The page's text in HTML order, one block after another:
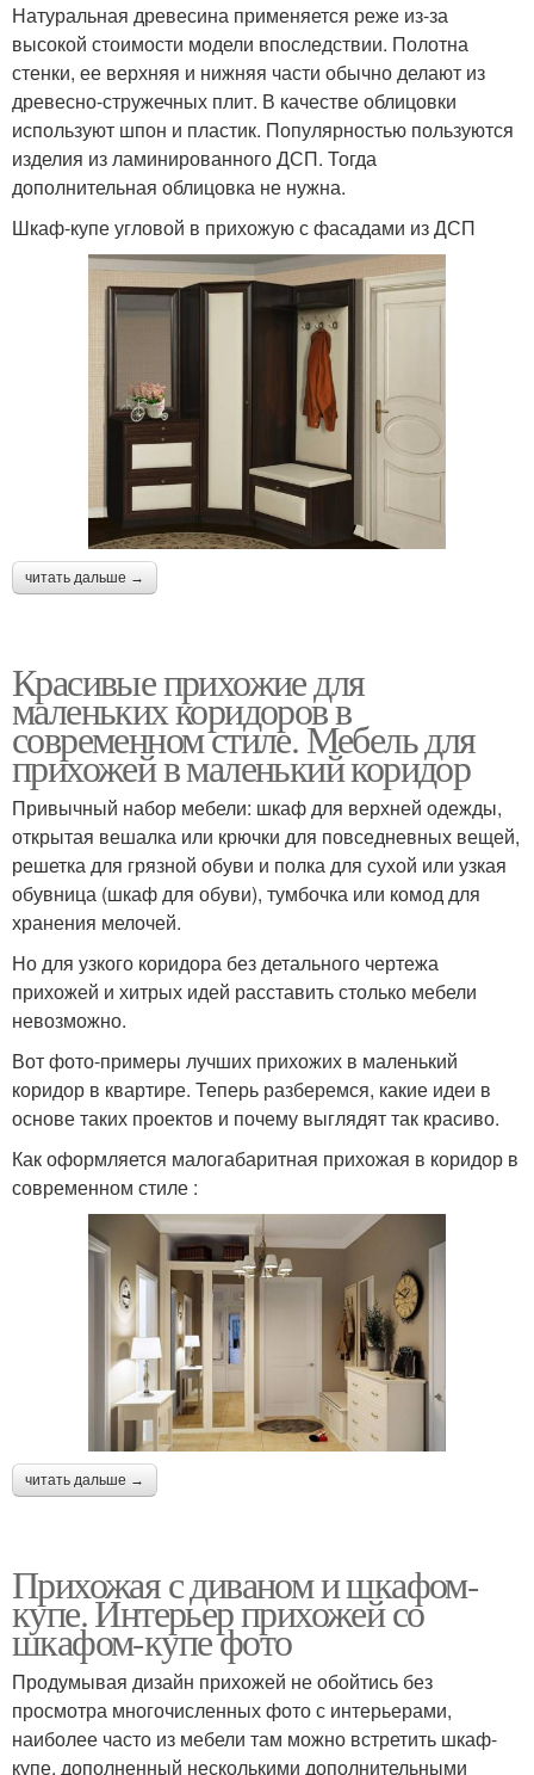
Натуральная древесина применяется реже из-за
высокой стоимости модели впоследствии. Полотна
стенки, ее верхняя и нижняя части обычно делают из
древесно-стружечных плит. В качестве облицовки
используют шпон и пластик. Популярностью пользуются
изделия из ламинированного ДСП. Тогда
дополнительная облицовка не нужна.
Шкаф-купе угловой в прихожую с фасадами из ДСП
читать дальше →
Красивые прихожие для
маленьких коридоров в
современном стиле. Мебель для
прихожей в маленький коридор
Привычный набор мебели: шкаф для верхней одежды,
открытая вешалка или крючки для повседневных вещей,
решетка для грязной обуви и полка для сухой или узкая
обувница (шкаф для обуви), тумбочка или комод для
хранения мелочей.
Но для узкого коридора без детального чертежа
прихожей и хитрых идей расставить столько мебели
невозможно.
Вот фото-примеры лучших прихожих в маленький
коридор в квартире. Теперь разберемся, какие идеи в
основе таких проектов и почему выглядят так красиво.
Как оформляется малогабаритная прихожая в коридор в
современном стиле :
читать дальше →
Прихожая с диваном и шкафом-
купе. Интерьер прихожей со
шкафом-купе фото
Продумывая дизайн прихожей не обойтись без
просмотра многочисленных фото с интерьерами,
наиболее часто из мебели там можно встретить шкаф-
купе, дополненный несколькими дополнительными